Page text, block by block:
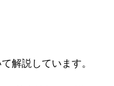
解説しています。